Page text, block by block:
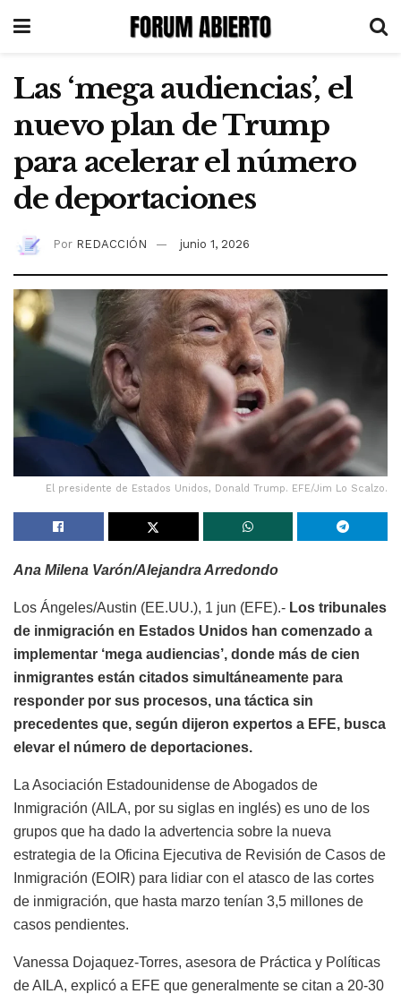
Las ‘mega audiencias’, el
nuevo plan de Trump
para acelerar el número
de deportaciones
Por REDACCIÓN junio 1, 2026
El presidente de Estados Unidos, Donald Trump. EFE/Jim Lo Scalzo.
Ana Milena Varón/Alejandra Arredondo
Los Ángeles/Austin (EE.UU.), 1 jun (EFE).- Los tribunales
de inmigración en Estados Unidos han comenzado a
implementar ‘mega audiencias’, donde más de cien
inmigrantes están citados simultáneamente para
responder por sus procesos, una táctica sin
precedentes que, según dijeron expertos a EFE, busca
elevar el número de deportaciones.
La Asociación Estadounidense de Abogados de
Inmigración (AILA, por su siglas en inglés) es uno de los
grupos que ha dado la advertencia sobre la nueva
estrategia de la Oficina Ejecutiva de Revisión de Casos de
Inmigración (EOIR) para lidiar con el atasco de las cortes
de inmigración, que hasta marzo tenían 3,5 millones de
casos pendientes.
Vanessa Dojaquez-Torres, asesora de Práctica y Políticas
de AILA, explicó a EFE que generalmente se citan a 20-30